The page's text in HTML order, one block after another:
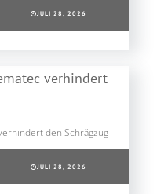
JULI 28, 2026
den Schrägzug
JULI 28, 2026